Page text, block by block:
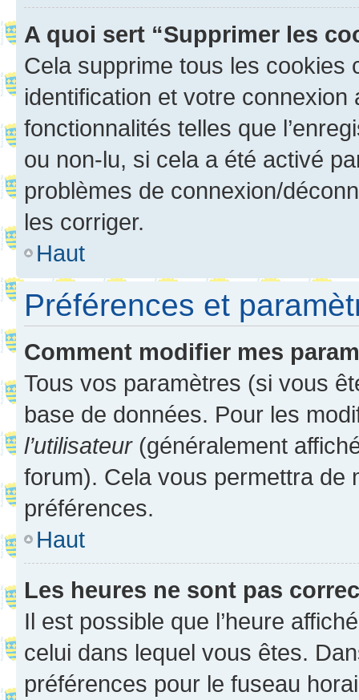
A quoi sert “Supprimer les
Cela supprime tous les cookies
identification et votre
fonctionnalités telles que
ou non-lu, si cela a été activé
problèmes de connexion/
les corriger.
Haut
Préférences et
Comment modifier mes
Tous vos paramètres (si vous
base de données. Pour les
l’utilisateur(généralement
forum). Cela vous permettra de
préférences.
Haut
Les heures ne sont pas
Il est possible que l’heure
celui dans lequel vous êtes.
préférences pour le fuseau